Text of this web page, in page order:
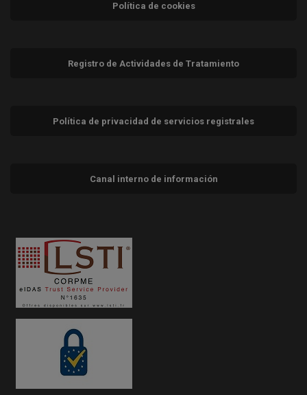
Política de cookies
Registro de Actividades de Tratamiento
Política de privacidad de servicios registrales
Canal interno de información